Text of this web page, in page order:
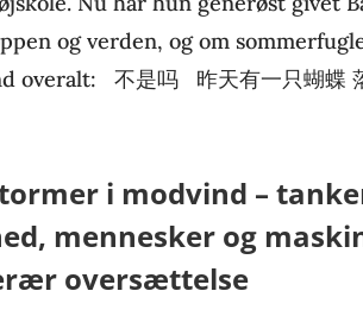
og verden, og om
overalt: 不是吗 昨天有一只蝴蝶
i modvind –
mennesker og
oversættelse